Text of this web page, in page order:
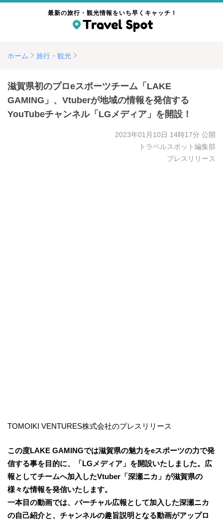
最新の旅行・観光情報をいち早くキャッチ！
ホーム 旅行・観光
滋賀県初のプロeスポーツチーム「LAKE
GAMING」、Vtuberが地域の情報を発信する
YouTubeチャンネル「LGメディア」を開設！
2023年01月10日 14時17分 公開
トラベルスポット編集部
プレスリリース
TOMOIKI VENTURES株式会社のプレスリリース
この度LAKE GAMINGでは滋賀県の魅力をeスポーツの力で発
信する事を目的に、「LGメディア」を開設いたしました。広
報としてチームへ加入したVtuber「深瀬ニカ」が滋賀県の
様々な情報を発信いたします。
一本目の動画では、バーチャル広報として加入した深瀬ニカ
の自己紹介と、チャンネルの趣旨説明となる動画がアップロ